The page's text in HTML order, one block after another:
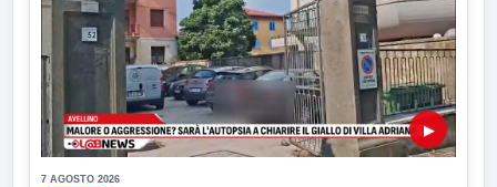
▶
7 AGOSTO 2026